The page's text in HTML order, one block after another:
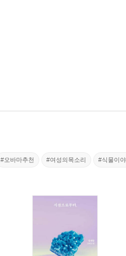
#오바마추천 #여성의목소리 #식물이